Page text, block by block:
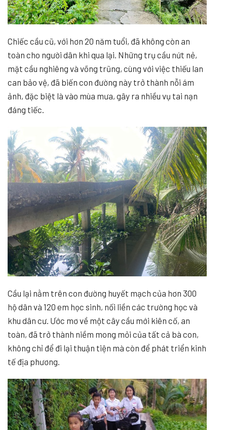
Chiếc cầu cũ, với hơn 20 năm tuổi, đã không còn an
toàn cho người dân khi qua lại. Những trụ cầu nứt nẻ,
mặt cầu nghiêng và võng trũng, cùng với việc thiếu lan
can bảo vệ, đã biến con đường này trở thành nỗi ám
ảnh, đặc biệt là vào mùa mưa, gây ra nhiều vụ tai nạn
đáng tiếc.
Cầu lại nằm trên con đường huyết mạch của hơn 300
hộ dân và 120 em học sinh, nối liền các trường học và
khu dân cư. Ước mơ về một cây cầu mới kiên cố, an
toàn, đã trở thành niềm mong mỏi của tất cả bà con,
không chỉ để đi lại thuận tiện mà còn để phát triển kinh
tế địa phương.